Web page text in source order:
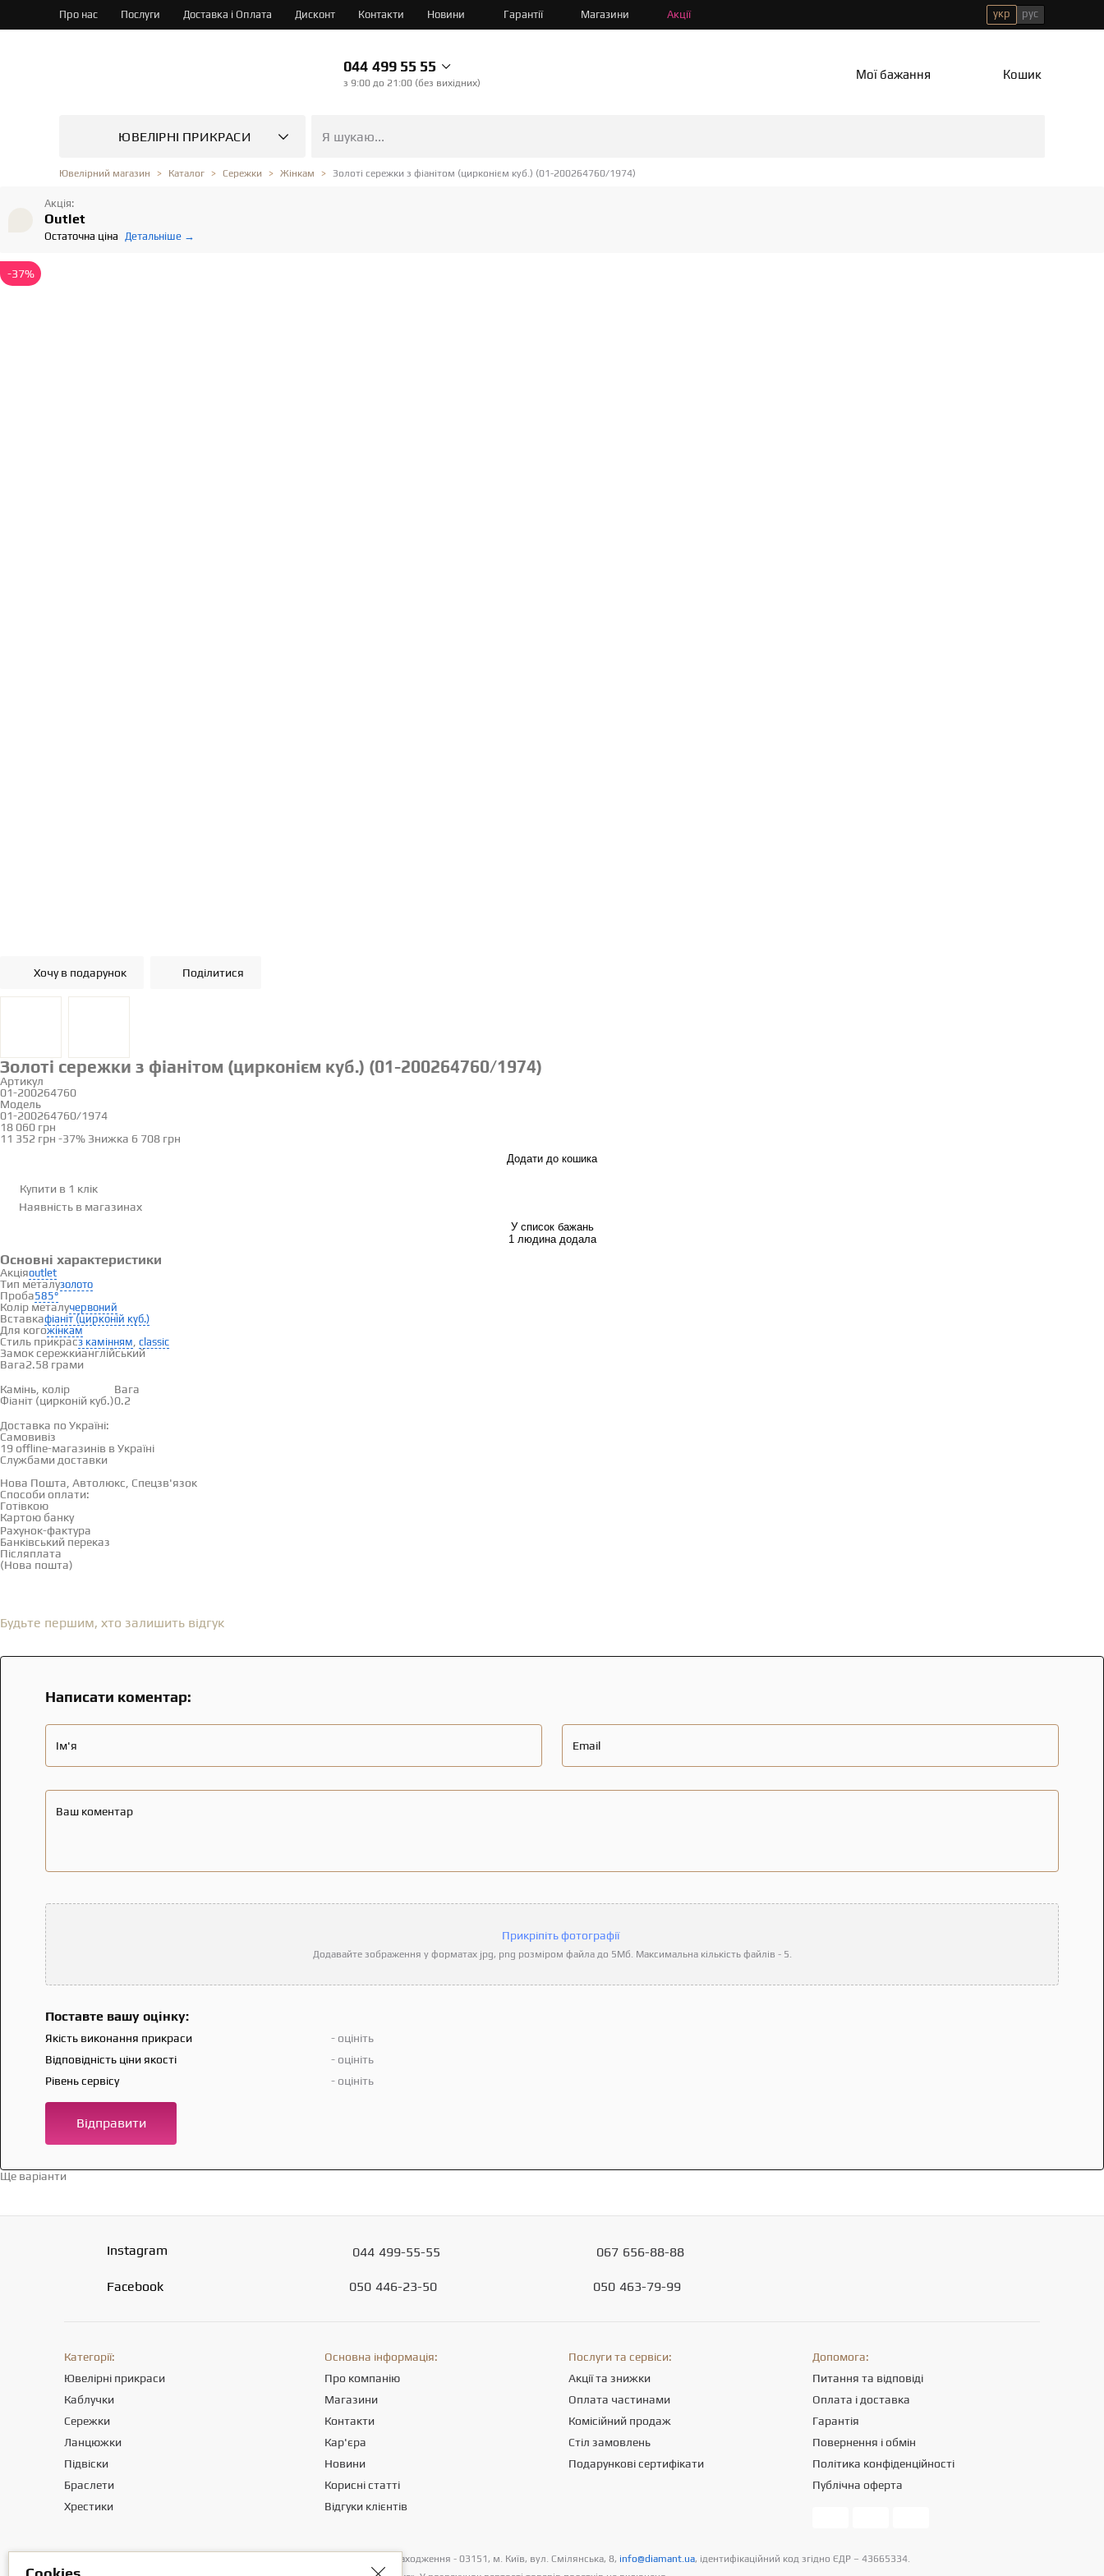
Про нас Послуги Доставка і Оплата Дисконт Контакти Новини Гарантії Магазини Акції укр рус
044 499 55 55
з 9:00 до 21:00 (без вихідних)
Мої бажання Кошик
ЮВЕЛІРНІ ПРИКРАСИ
Ювелірний магазин Каталог Сережки Жінкам Золоті сережки з фіанітом (цирконієм куб.) (01-200264760/1974)
Акція:
Outlet
Остаточна ціна Детальніше →
-37%
Хочу в подарунок Поділитися
Золоті сережки з фіанітом (цирконієм куб.) (01-200264760/1974)
Артикул
01-200264760
Модель
01-200264760/1974
18 060 грн
11 352 грн -37% Знижка 6 708 грн
Додати до кошика
Купити в 1 клік
Наявність в магазинах
У список бажань
1 людина додала
Основні характеристики
Акціяoutlet
Тип металузолото
Проба585°
Колір металучервоний
Вставкафіаніт (цирконій куб.)
Для когожінкам
Стиль прикрасз камінням classic
Замок сережкианглійський
Вага2.58 грами
Камінь, колір
Вага
Фіаніт (цирконій куб.)0.2
Доставка і оплата
Доставка по Україні:
Самовивіз
19 offline-магазинів в Україні
Службами доставки
Нова Пошта, Автолюкс, Спецзв'язок
Способи оплати:
Готівкою
Картою банку
Рахунок-фактура
Банківський переказ
Післяплата
(Нова пошта)
Будьте першим, хто залишить відгук
Написати коментар:
Ім'я Email
Ваш коментар
Прикріпіть фотографії
Додавайте зображення у форматах jpg, png розміром файла до 5Мб. Максимальна кількість файлів - 5.
Поставте вашу оцінку:
Якість виконання прикраси
- оцініть
Відповідність ціни якості
- оцініть
Рівень сервісу
- оцініть
Відправити
Ще варіанти
Instagram
Facebook
044 499-55-55
050 446-23-50
067 656-88-88
050 463-79-99
Категорії:
Ювелірні прикраси
Каблучки
Сережки
Ланцюжки
Підвіски
Браслети
Хрестики
Основна інформація:
Про компанію
Магазини
Контакти
Кар'єра
Новини
Корисні статті
Відгуки клієнтів
Послуги та сервіси:
Акції та знижки
Оплата частинами
Комісійний продаж
Стіл замовлень
Подарункові сертифікати
Допомога:
Питання та відповіді
Оплата і доставка
Гарантія
Повернення і обмін
Політика конфіденційності
Публічна оферта
Товариство з обмеженою вiдповiдальнiстю «ПРИКРАСИ СВІТУ». Місцезнаходження - 03151, м. Київ, вул. Смілянська, 8, info@diamant.ua, ідентифікаційний код згідно ЄДР – 43665334.